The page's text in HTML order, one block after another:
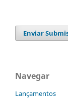
Enviar
Navegar
Lançamentos